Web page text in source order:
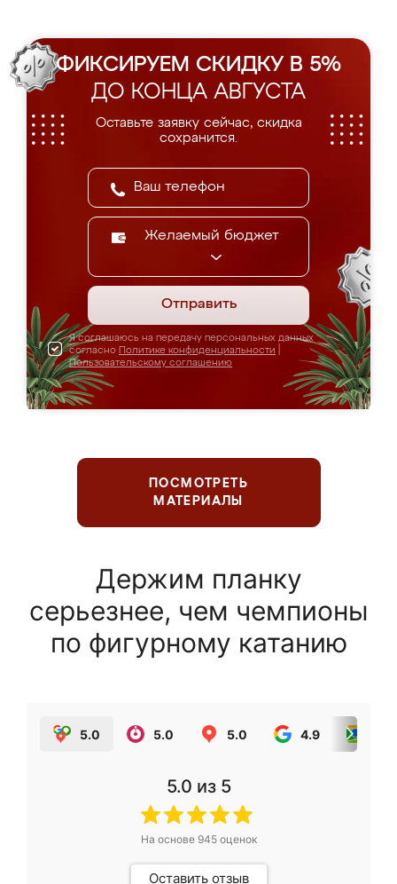
ФИКСИРУЕМ СКИДКУ В 5%
ДО КОНЦА АВГУСТА
Оставьте заявку сейчас, скидка
сохранится.
Желаемый бюджет
Отправить
Я соглашаюсь на передачу персональных данных
согласно Политике конфиденциальности
Пользовательскому соглашению
ПОСМОТРЕТЬ
МАТЕРИАЛЫ
Держим планку
серьезнее, чем чемпионы
по фигурному катанию
5.0 5.0 5.0 4.9
5.0 из 5
На основе 945оценок
Оставить отзыв